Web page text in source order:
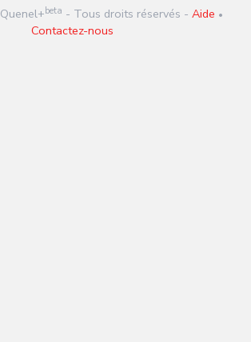
Quenel+beta - Tous droits réservés - Aide •
Contactez-nous